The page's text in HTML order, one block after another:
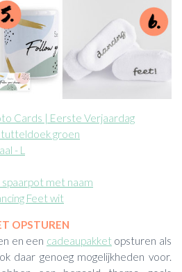
Cards | Eerste Verjaardag
tutteldoek groen
- L
met naam
Feet wit
OPSTUREN
en een cadeaupakket opsturen als
daar genoeg mogelijkheden voor.